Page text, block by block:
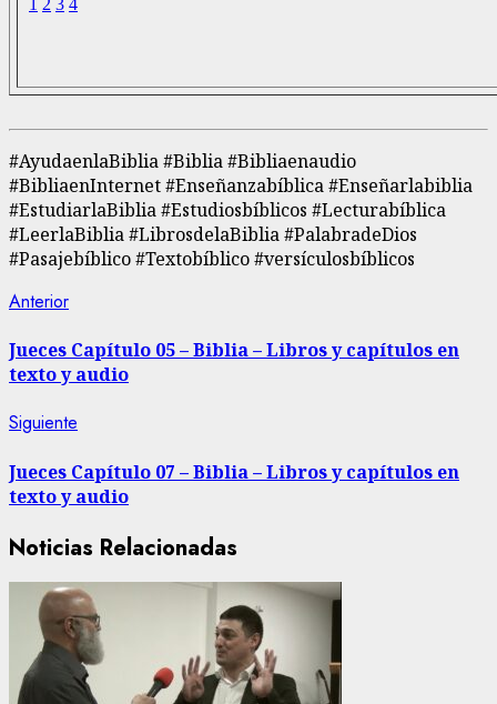
#AyudaenlaBiblia #Biblia #Bibliaenaudio
#BibliaenInternet #Enseñanzabíblica #Enseñarlabiblia
#EstudiarlaBiblia #Estudiosbíblicos #Lecturabíblica
#LeerlaBiblia #LibrosdelaBiblia #PalabradeDios
#Pasajebíblico #Textobíblico #versículosbíblicos
Navegación
de
entradas
AnteriorEntrada
Jueces Capítulo 05 – Biblia – Libros y capítulos en
texto y audio
Siguiente
Jueces Capítulo 07 – Biblia – Libros y capítulos en
texto y audio
Noticias Relacionadas